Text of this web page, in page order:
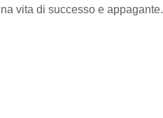
vita di successo e appagante.